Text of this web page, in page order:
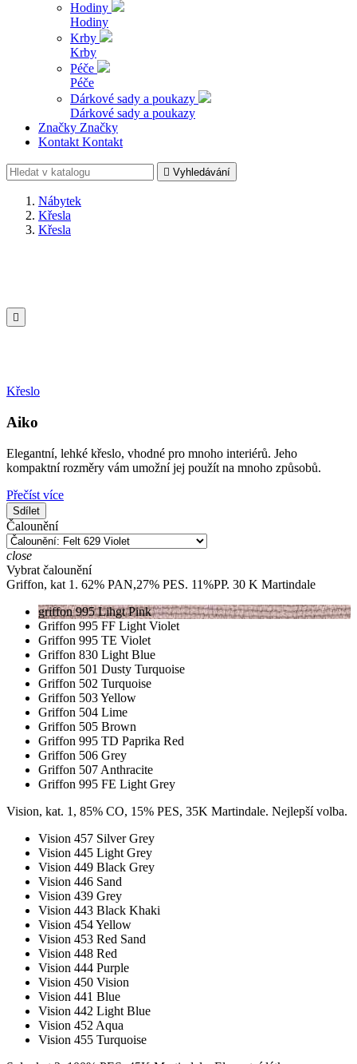
Hodiny
Hodiny
Krby
Krby
Péče
Péče
Dárkové sady a poukazy
Dárkové sady a poukazy
Značky Značky
Kontakt Kontakt
 Vyhledávání
Nábytek
Křesla
Křesla

Křeslo
Aiko
Elegantní, lehké křeslo, vhodné pro mnoho interiérů. Jeho
kompaktní rozměry vám umožní jej použít na mnoho způsobů.
Přečíst více
Sdílet
Čalounění
close
Vybrat čalounění
Griffon, kat 1. 62% PAN,27% PES. 11%PP. 30 K Martindale
griffon 995 Lihgt Pink
Griffon 995 FF Light Violet
Griffon 995 TE Violet
Griffon 830 Light Blue
Griffon 501 Dusty Turquoise
Griffon 502 Turquoise
Griffon 503 Yellow
Griffon 504 Lime
Griffon 505 Brown
Griffon 995 TD Paprika Red
Griffon 506 Grey
Griffon 507 Anthracite
Griffon 995 FE Light Grey
Vision, kat. 1, 85% CO, 15% PES, 35K Martindale. Nejlepší volba.
Vision 457 Silver Grey
Vision 445 Light Grey
Vision 449 Black Grey
Vision 446 Sand
Vision 439 Grey
Vision 443 Black Khaki
Vision 454 Yellow
Vision 453 Red Sand
Vision 448 Red
Vision 444 Purple
Vision 450 Vision
Vision 441 Blue
Vision 442 Light Blue
Vision 452 Aqua
Vision 455 Turquoise